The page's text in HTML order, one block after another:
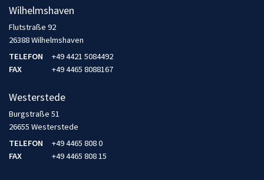
Wilhelmshaven
Flutstraße 92
26388 Wilhelmshaven
TELEFON
+49 4421 5084492
FAX
+49 4465 8088167
Westerstede
Burgstraße 51
26655 Westerstede
TELEFON
+49 4465 808 0
FAX
+49 4465 808 15